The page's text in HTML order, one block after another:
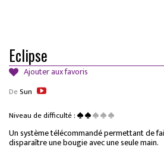
Eclipse
Ajouter aux favoris
DeSun
Niveau de difficulté :
Un système télécommandé permettant de
disparaître une bougie avec une seule main.